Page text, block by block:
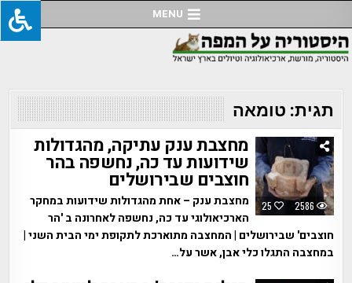
to
content
MENU
תגית: טומאה
25 2586
מחצבת ענק עתיקה, מהגדולות
שידועות עד כה, נחשפה בהר
חוצבים שבירושלים
מחצבת ענק – אחת מהגדולות שידועות במחקר
הארכיאולוגי עד כה, נחשפה לאחרונה ב 'הר
חוצבים' שבירושלים | המחצבה מתוארכת לתקופת ימי הבית השני |
במחצבה התגלו כלי אבן, אשר על…